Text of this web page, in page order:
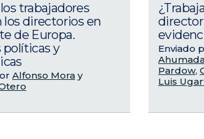
trabajadores
los directorios en
de Europa.
políticas y
Alfonso Mora y
Enviado
Pardow,
Luis